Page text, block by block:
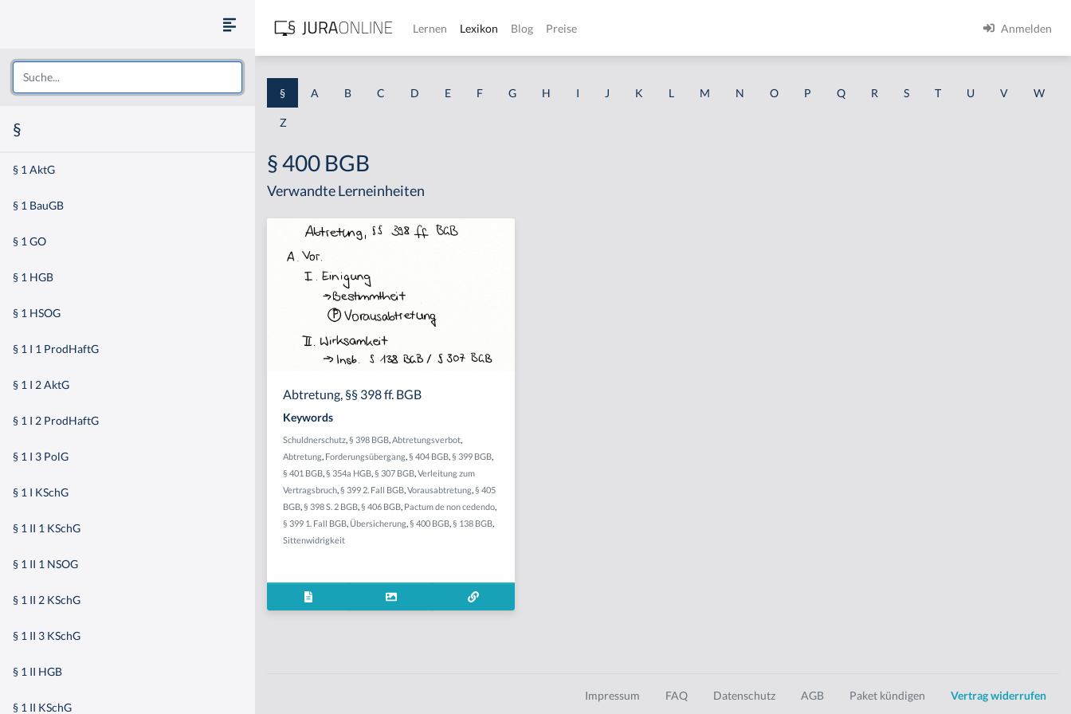
§
§ 1 AktG
§ 1 BauGB
§ 1 GO
§ 1 HGB
§ 1 HSOG
§ 1 I 1 ProdHaftG
§ 1 I 2 AktG
§ 1 I 2 ProdHaftG
§ 1 I 3 PolG
§ 1 I KSchG
§ 1 II 1 KSchG
§ 1 II 1 NSOG
§ 1 II 2 KSchG
§ 1 II 3 KSchG
§ 1 II HGB
§ 1 II KSchG
Lernen Lexikon Blog Preise Anmelden
§ A B C D E F G H I J K L M N O P Q R S T U V W
Z
§ 400 BGB
Verwandte Lerneinheiten
Abtretung, §§ 398 ff. BGB
Keywords
Schuldnerschutz,§ 398 BGB,Abtretungsverbot,
Abtretung, Forderungsübergang,§ 404 BGB,§ 399 BGB,
§ 401 BGB,§ 354a HGB,§ 307 BGB,Verleitung zum
Vertragsbruch,§ 399 2. Fall BGB,Vorausabtretung,§ 405
BGB,§ 398 S. 2 BGB,§ 406 BGB, Pactum de non cedendo,
§ 399 1. Fall BGB, Übersicherung,§ 400 BGB,§ 138 BGB,
Sittenwidrigkeit
Impressum FAQ Datenschutz AGB Paket kündigen Vertrag widerrufen